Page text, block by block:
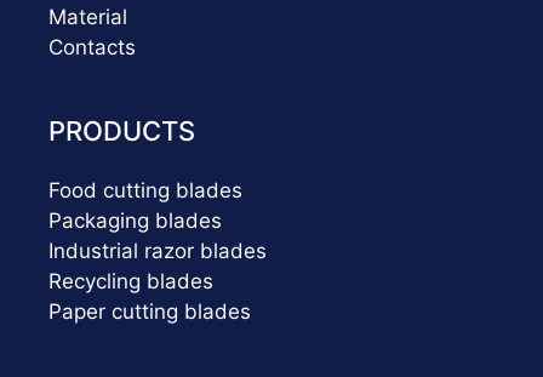
Material
Contacts
PRODUCTS
Food cutting blades
Packaging blades
Industrial razor blades
Recycling blades
Paper cutting blades